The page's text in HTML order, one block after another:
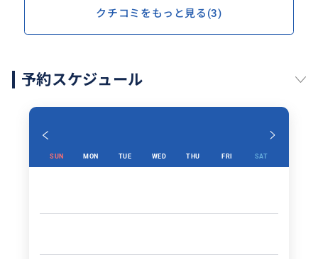
クチコミをもっと見る(3)
予約スケジュール
SUN MON TUE WED THU FRI SAT